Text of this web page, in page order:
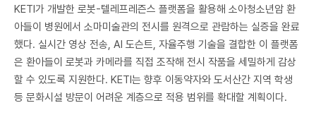
KETI가 개발한 로봇-텔레프레즌스 플랫폼을 활용해 소아청소년암 환
아들이 병원에서 소마미술관의 전시를 원격으로 관람하는 실증을 완료
했다. 실시간 영상 전송, AI 도슨트, 자율주행 기술을 결합한 이 플랫폼
은 환아들이 로봇과 카메라를 직접 조작해 전시 작품을 세밀하게 감상
할 수 있도록 지원한다. KETI는 향후 이동약자와 도서산간 지역 학생
등 문화시설 방문이 어려운 계층으로 적용 범위를 확대할 계획이다.